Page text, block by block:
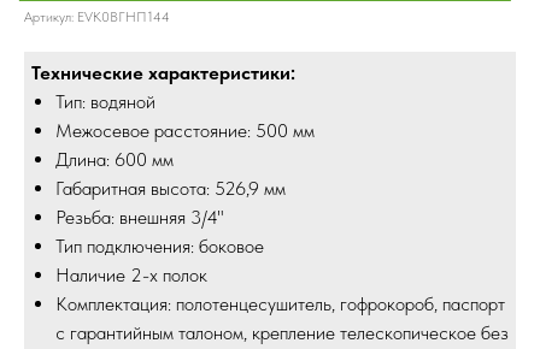
Артикул: EVK0ВГНП144
Технические характеристики:
Тип: водяной
Межосевое расстояние: 500 мм
Длина: 600 мм
Габаритная высота: 526,9 мм
Резьба: внешняя 3/4"
Тип подключения: боковое
Наличие 2-х полок
Комплектация: полотенцесушитель, гофрокороб, паспорт
с гарантийным талоном, крепление телескопическое без